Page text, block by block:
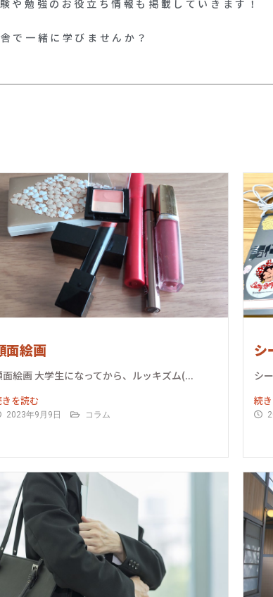
や勉強のお役立ち情報も掲載していきます！
で一緒に学びませんか？
面絵画
面絵画 大学生になってから、ルッキズム(...
を読む
2023年9月9日 コラム
シ
シ
続